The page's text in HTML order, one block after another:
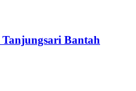
Bantah